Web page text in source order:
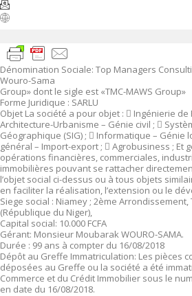
Dénomination Sociale: Top Managers
Wouro-Sama
Group» dont le sigle est «TMC-MAWS Group»
Forme Juridique : SARLU
Objet La société a pour objet :  Ingénierie de
Architecture-Urbanisme – Génie civil ; 
Géographique (SIG) ;  Informatique – Génie
général – Import-export ;  Agrobusiness ; Et
opérations financières, commerciales,
immobilières pouvant se rattacher
l’objet social ci-dessus ou à tous objets
en faciliter la réalisation, l’extension ou le
Siege social : Niamey ; 2ème Arrondissement,
(République du Niger),
Capital social: 10.000 FCFA
Gérant: Monsieur Moubarak WOURO-SAMA.
Durée : 99 ans à compter du 16/08/2018
Dépôt au Greffe Immatriculation: Les pièces
déposées au Greffe ou la société a été
Commerce et du Crédit Immobilier sous le
en date du 16/08/2018.